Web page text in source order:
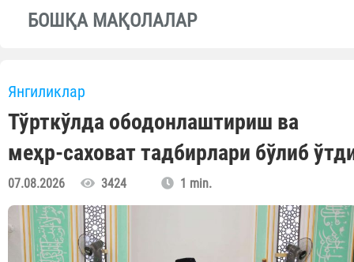
БОШҚА МАҚОЛАЛАР
Янгиликлар
Тўрткўлда ободонлаштириш ва
меҳр-саховат тадбирлари бўлиб
07.08.2026 3424 1 min.